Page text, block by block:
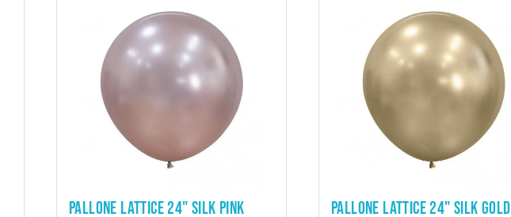
ADD TO CART
PALLONE LATTICE 24" SILK PINK
ADD TO CART
PALLONE LATTICE 24" SILK GOLD